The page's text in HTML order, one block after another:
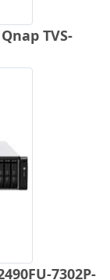
TVS-
7302P-